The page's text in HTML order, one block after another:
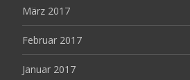
März 2017
Februar 2017
Januar 2017